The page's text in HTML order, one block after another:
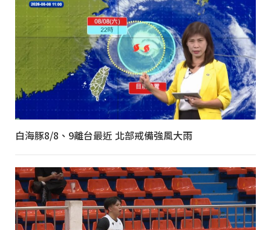
白海豚8/8、9離台最近 北部戒備強風大雨